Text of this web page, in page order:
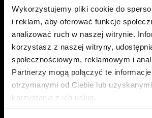
Wykorzystujemy pliki cookie do
i reklam, aby oferować funkcje
analizować ruch w naszej witrynie.
korzystasz z naszej witryny,
społecznościowym, reklamowym i
Partnerzy mogą połączyć te
otrzymanymi od Ciebie lub
korzystania z ich usług.
publikacji kategorii i
(migracja z systemów
Dobierzemy
cen dla całego
Wybierzemy najlepszą
ustawimy ją do osiągania
efektów,